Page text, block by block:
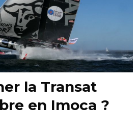
la Transat
en Imoca ?